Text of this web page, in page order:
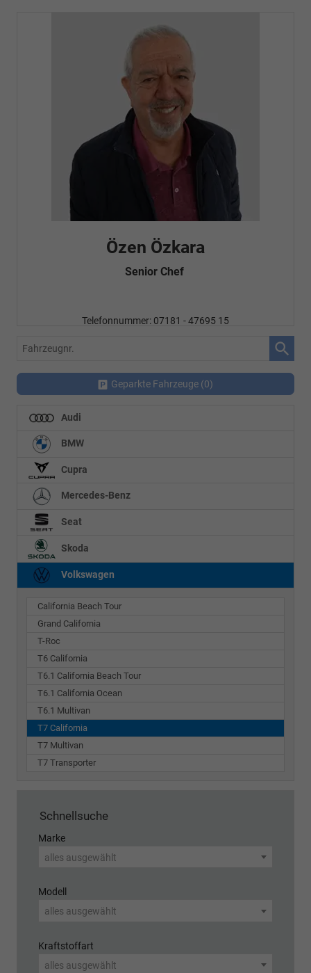
Özen Özkara
Senior Chef
Telefonnummer: 07181 - 47695 15
Fahrzeugnr.
Geparkte Fahrzeuge (0)
Audi
BMW
Cupra
Mercedes-Benz
Seat
Skoda
Volkswagen
California Beach Tour
Grand California
T-Roc
T6 California
T6.1 California Beach Tour
T6.1 California Ocean
T6.1 Multivan
T7 California
T7 Multivan
T7 Transporter
Schnellsuche
Marke
alles ausgewählt
Modell
alles ausgewählt
Kraftstoffart
alles ausgewählt